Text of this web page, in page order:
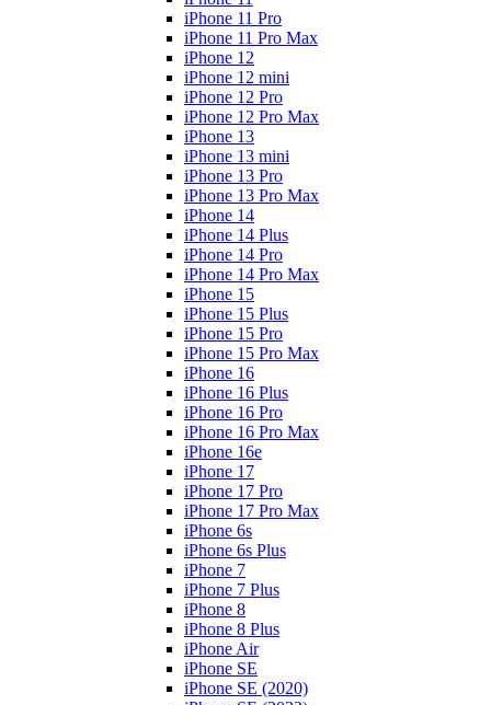
iPhone 11 Pro
iPhone 11 Pro Max
iPhone 12
iPhone 12 mini
iPhone 12 Pro
iPhone 12 Pro Max
iPhone 13
iPhone 13 mini
iPhone 13 Pro
iPhone 13 Pro Max
iPhone 14
iPhone 14 Plus
iPhone 14 Pro
iPhone 14 Pro Max
iPhone 15
iPhone 15 Plus
iPhone 15 Pro
iPhone 15 Pro Max
iPhone 16
iPhone 16 Plus
iPhone 16 Pro
iPhone 16 Pro Max
iPhone 16e
iPhone 17
iPhone 17 Pro
iPhone 17 Pro Max
iPhone 6s
iPhone 6s Plus
iPhone 7
iPhone 7 Plus
iPhone 8
iPhone 8 Plus
iPhone Air
iPhone SE
iPhone SE (2020)